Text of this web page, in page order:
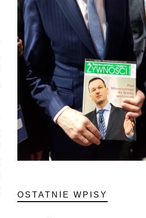
OSTATNIE WPISY